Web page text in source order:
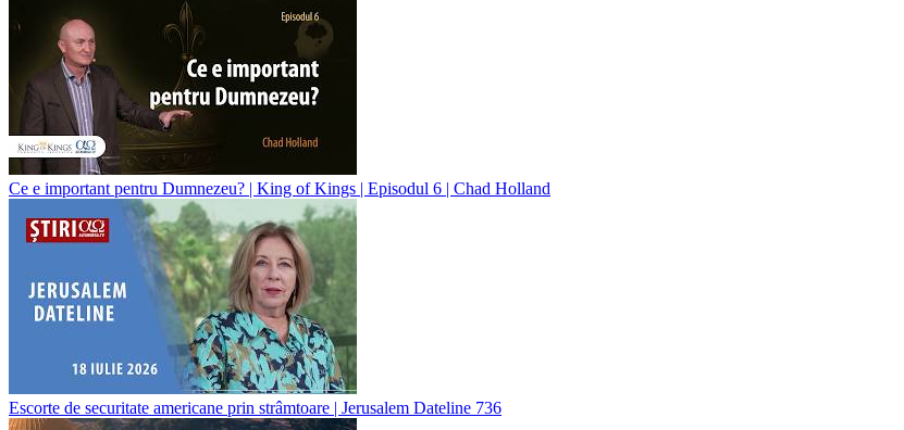
Ce e important pentru Dumnezeu? | King of Kings | Episodul 6 | Chad Holland
Escorte de securitate americane prin strâmtoare | Jerusalem Dateline 736